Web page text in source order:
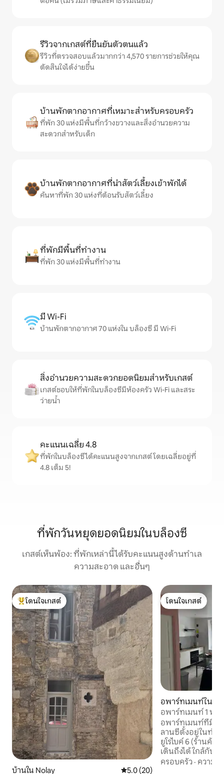
รีวิวจากเกสต์ที่ยืนยันตัวตนแล้ว
รีวิวที่ตรวจสอบแล้วมากกว่า 4,570 รายการช่วยให้คุณ
ตัดสินใจได้ง่ายขึ้น
บ้านพักตากอากาศที่เหมาะสำหรับครอบครัว
ที่พัก 30 แห่งมีพื้นที่กว้างขวางและสิ่งอำนวยความ
สะดวกสำหรับเด็ก
บ้านพักตากอากาศที่นำสัตว์เลี้ยงเข้าพักได้
ค้นหาที่พัก 30 แห่งที่ต้อนรับสัตว์เลี้ยง
ที่พักมีพื้นที่ทำงาน
ที่พัก 30 แห่งมีพื้นที่ทำงาน
มี Wi-Fi
บ้านพักตากอากาศ 70 แห่งใน บล็องซี มี Wi-Fi
สิ่งอำนวยความสะดวกยอดนิยมสำหรับเกสต์
เกสต์ชอบให้ที่พักในบล็องซีมีห้องครัว Wi-Fi และสระ
ว่ายน้ำ
คะแนนเฉลี่ย 4.8
ที่พักในบล็องซีได้คะแนนสูงจากเกสต์ โดยเฉลี่ยอยู่ที่
4.8 เต็ม 5!
ที่พักวันหยุดยอดนิยมในบล็องซี
เกสต์เห็นพ้อง: ที่พักเหล่านี้ได้รับคะแนนสูงด้านทำเล
ความสะอาด และอื่นๆ
โดนใจเกสต์ที่สุด
โดนใจเกสต์
บ้านใน Nolay คะแนนเฉลี่ย 5.0 จาก 5, 20 รีวิว
5.0 (20)
โดนใจเกสต์
โดนใจเกสต์
อพาร์ทเมนท์ใน
อพาร์ทเมนท์ 1 ห้อ
อพาร์ทเมนท์ที่มีเส
ลานซีตั้งอยู่ในทำเ
ยูโรไบค์ 6 (ร้านค้า
เดินถึงได้ ใกล้กับ
ทางหลวง 20 นาที
ครอบครัว · ความคุ้